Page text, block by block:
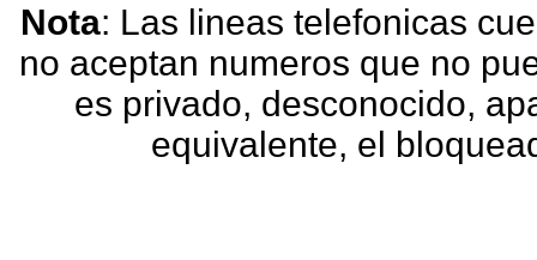
Nota: Las lineas telefonicas
no aceptan numeros que no
es privado, desconocido,
equivalente, el